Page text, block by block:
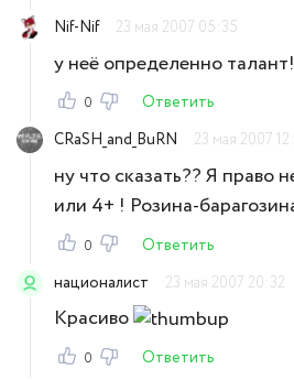
Nif-Nif
23 мая 2007 05:35
у неё определенно
0
Ответить
CRaSH_and_BuRN
23 мая 2007
ну что сказать?? Я право
или 4+ ! Розина-
0
Ответить
националист
23 мая 2007 20:32
Красиво
0
Ответить